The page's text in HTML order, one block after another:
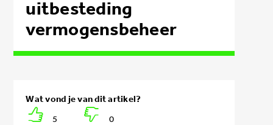
uitbesteding
vermogensbeheer
5 0